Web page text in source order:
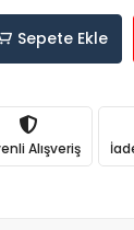
Sepete Ekle
Alışveriş